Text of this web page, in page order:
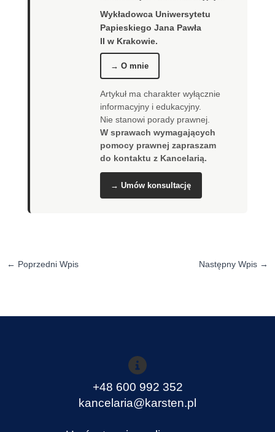
Wykładowca Uniwersytetu
Papieskiego Jana Pawła
II w Krakowie.
→ O mnie
Artykuł ma charakter wyłącznie
informacyjny i edukacyjny.
Nie stanowi porady prawnej.
W sprawach wymagających
pomocy prawnej zapraszam
do kontaktu z Kancelarią.
→ Umów konsultację
← Poprzedni Wpis Następny Wpis →
+48 600 992 352
kancelaria@karsten.pl